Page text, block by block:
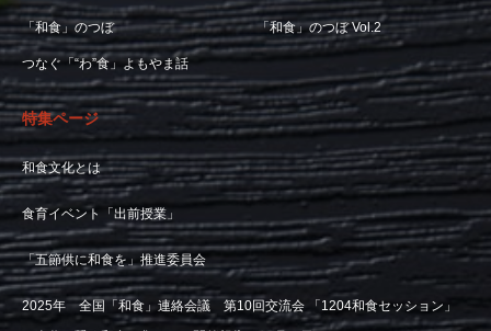
「和食」のつぼ 「和食」のつぼ Vol.2
つなぐ「“わ”食」よもやま話
特集ページ
和食文化とは
食育イベント「出前授業」
「五節供に和食を」推進委員会
2025年 全国「和食」連絡会議 第10回交流会 「1204和食セッション」